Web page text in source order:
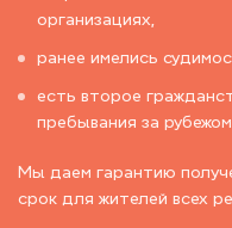
организациях,
ранее имелись
есть второе
пребывания за рубежом.
Мы даем гарантию
срок для жителей всех